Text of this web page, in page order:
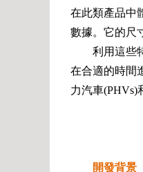
在此類產品中
數據。它的尺
利用這些
在合適的時間
力汽車(PHVs)
開發背景